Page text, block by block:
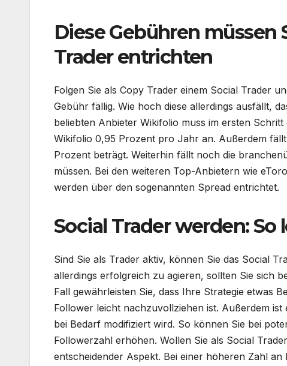
Diese Gebühren müssen
Trader entrichten
Folgen Sie als Copy Trader einem Social Trader
Gebühr fällig. Wie hoch diese allerdings ausfällt,
beliebten Anbieter Wikifolio muss im ersten
Wikifolio 0,95 Prozent pro Jahr an. Außerdem
Prozent beträgt. Weiterhin fällt noch die
müssen. Bei den weiteren Top-Anbietern wie
werden über den sogenannten Spread entrichtet.
Social Trader werden: So
Sind Sie als Trader aktiv, können Sie das Social
allerdings erfolgreich zu agieren, sollten Sie sich
Fall gewährleisten Sie, dass Ihre Strategie etwas
Follower leicht nachzuvollziehen ist. Außerdem
bei Bedarf modifiziert wird. So können Sie bei
Followerzahl erhöhen. Wollen Sie als Social
entscheidender Aspekt. Bei einer höheren Zahl